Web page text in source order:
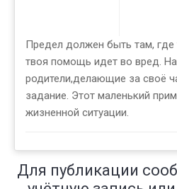
Предел должен быть там,
твоя помощь идет во вред.
родители,делающие за своё
задание. Этот маленький
жизненной ситуации.
Для публикации